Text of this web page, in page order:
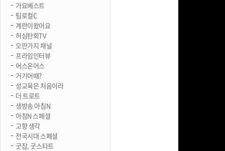
가요베스트
팀로컬C
계란이왔어요
허심탄회TV
오만가지 채널
프라임인터뷰
어스온어스
거기어때?
성교육은 처음이라
더 트로트
생방송 아침N
아침N 스페셜
고향 생각
전국시대 스페셜
굿잡, 굿스타트